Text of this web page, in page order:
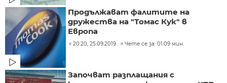
Продължават фалитите на
дружества на "Томас Кук" в
Европа
20:20, 25.09.2019 Чете се за: 01:09 мин.
Започват разплащания с